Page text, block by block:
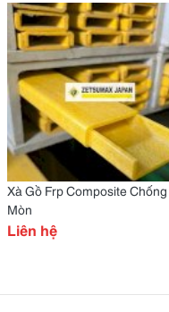
Xà Gồ Frp Composite Chống
Mòn
Liên hệ